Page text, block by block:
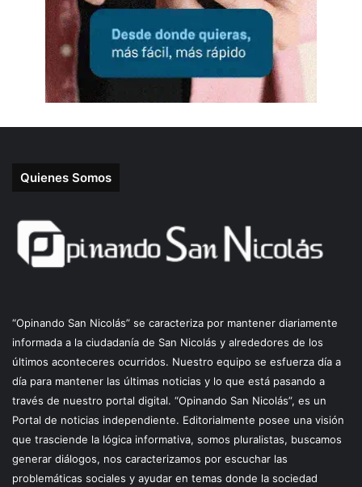
Quienes Somos
“Opinando San Nicolás” se caracteriza por mantener diariamente
informada a la ciudadanía de San Nicolás y alrededores de los
últimos aconteceres ocurridos. Nuestro equipo se esfuerza día a
día para mantener las últimas noticias y lo que está pasando a
través de nuestro portal digital. “Opinando San Nicolás”, es un
Portal de noticias independiente. Editorialmente posee una visión
que trasciende la lógica informativa, somos pluralistas, buscamos
generar diálogos, nos caracterizamos por escuchar las
problemáticas sociales y ayudar en temas donde la sociedad